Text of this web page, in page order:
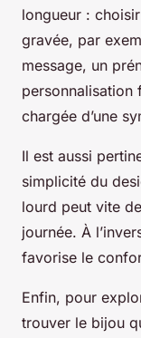
longueur :
gravée, par
message, un
personnalisation
chargée d’une
Il est aussi
simplicité du
lourd peut vite
journée. À
favorise le
Enfin, pour
trouver le bijou